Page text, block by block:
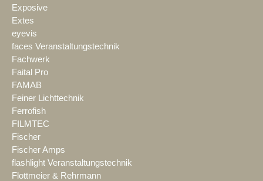
Exposive
Extes
eyevis
faces Veranstaltungstechnik
Fachwerk
Faital Pro
FAMAB
Feiner Lichttechnik
Ferrofish
FILMTEC
Fischer
Fischer Amps
flashlight Veranstaltungstechnik
Flottmeier & Rehrmann